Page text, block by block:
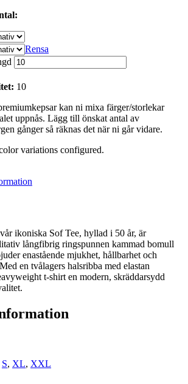
Rensa
10
kan ni mixa färger/storlekar
uppnås. Lägg till önskat antal av
gånger så räknas det när ni går vidare.
variations configured.
ikoniska Sof Tee, hyllad i 50 år, är
långfibrig ringspunnen kammad bomull
enastående mjukhet, hållbarhet och
en tvålagers halsribba med elastan
t-shirt en modern, skräddarsydd
S, XL, XXL